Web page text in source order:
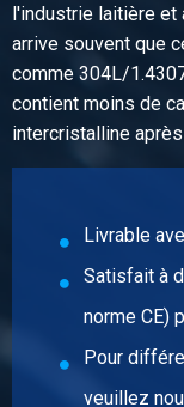
N° d'article
2400-0123-40303
Description
Inox làc corniere
Poids des pièces
Prix brut
Sélectionner
N° d'article
Description
Inox làc corniere
l'industrie laitière et
arrive souvent que
comme 304L/
contient moins de
intercristalline
Livrable
Satisfait à
norme CE)
Pour
veuillez